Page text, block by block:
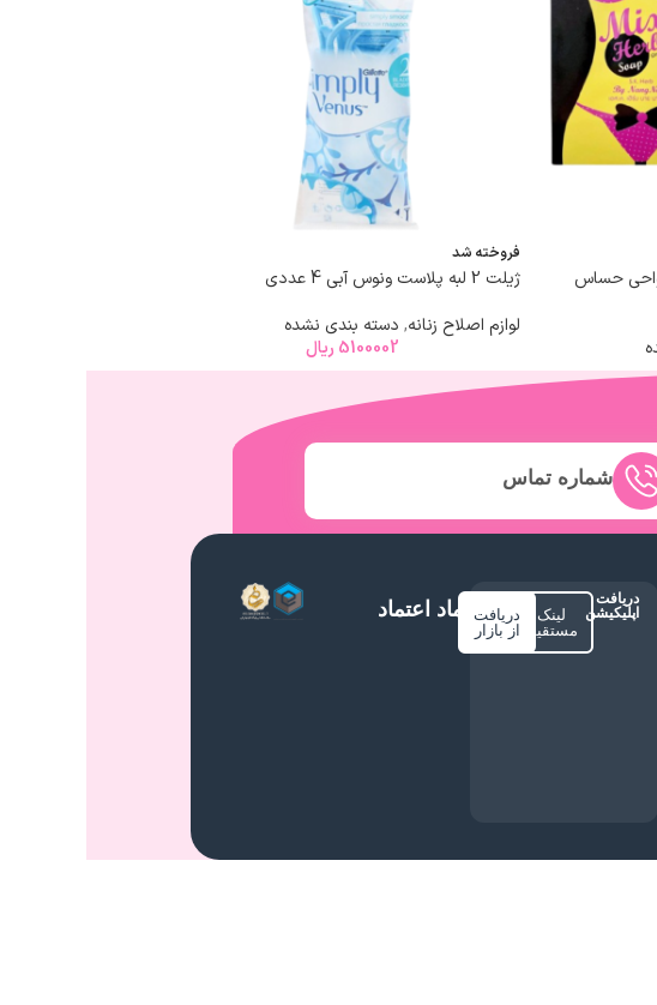
حساس
فروخته شد
ژیلت 2 لبه پلاست ونوس آبی 4 عددی
لوازم اصلاح زنانه, دسته بندی نشده
5100002 ریال
شماره تماس
دریافت
اپلیکیشن
لینک
مستقیم
دریافت
از بازار
نماد اعتماد